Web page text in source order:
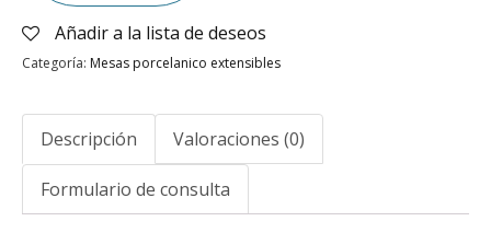
Añadir a la lista de deseos
Categoría: Mesas porcelanico extensibles
Descripción Valoraciones (0)
Formulario de consulta